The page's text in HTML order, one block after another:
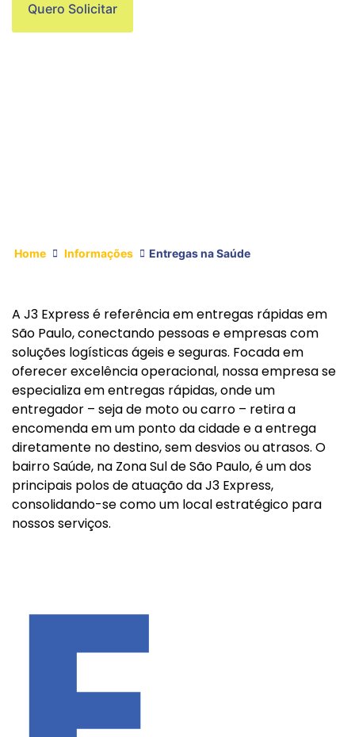
Quero Solicitar
Home Informações Entregas na Saúde
A J3 Express é referência em entregas rápidas em
São Paulo, conectando pessoas e empresas com
soluções logísticas ágeis e seguras. Focada em
oferecer excelência operacional, nossa empresa se
especializa em entregas rápidas, onde um
entregador – seja de moto ou carro – retira a
encomenda em um ponto da cidade e a entrega
diretamente no destino, sem desvios ou atrasos. O
bairro Saúde, na Zona Sul de São Paulo, é um dos
principais polos de atuação da J3 Express,
consolidando-se como um local estratégico para
nossos serviços.